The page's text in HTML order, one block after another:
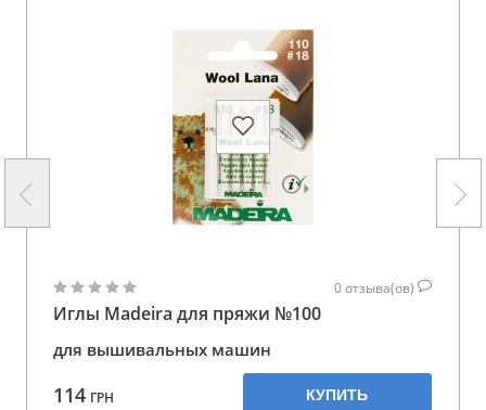
0отзыва(ов)
Иглы Madeira для пряжи №100
для вышивальных машин
114 ГРН КУПИТЬ